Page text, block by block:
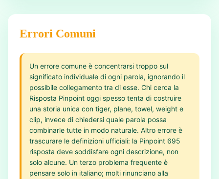
Errori Comuni
Un errore comune è concentrarsi troppo sul
significato individuale di ogni parola, ignorando il
possibile collegamento tra di esse. Chi cerca la
Risposta Pinpoint oggi spesso tenta di costruire
una storia unica con tiger, plane, towel, weight e
clip, invece di chiedersi quale parola possa
combinarle tutte in modo naturale. Altro errore è
trascurare le definizioni ufficiali: la Pinpoint 695
risposta deve soddisfare ogni descrizione, non
solo alcune. Un terzo problema frequente è
pensare solo in italiano; molti rinunciano alla